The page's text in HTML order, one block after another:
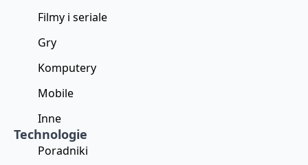
Filmy i seriale
Gry
Komputery
Mobile
Inne
Technologie
Poradniki